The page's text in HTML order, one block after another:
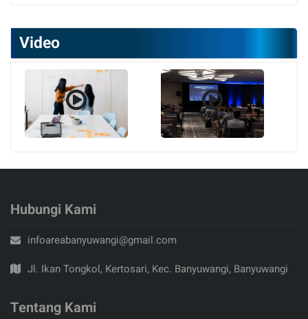
Video
Hubungi Kami
infoareabanyuwangi@gmail.com
Jl. Ikan Tongkol, Kertosari, Kec. Banyuwangi, Banyuwangi
Tentang Kami